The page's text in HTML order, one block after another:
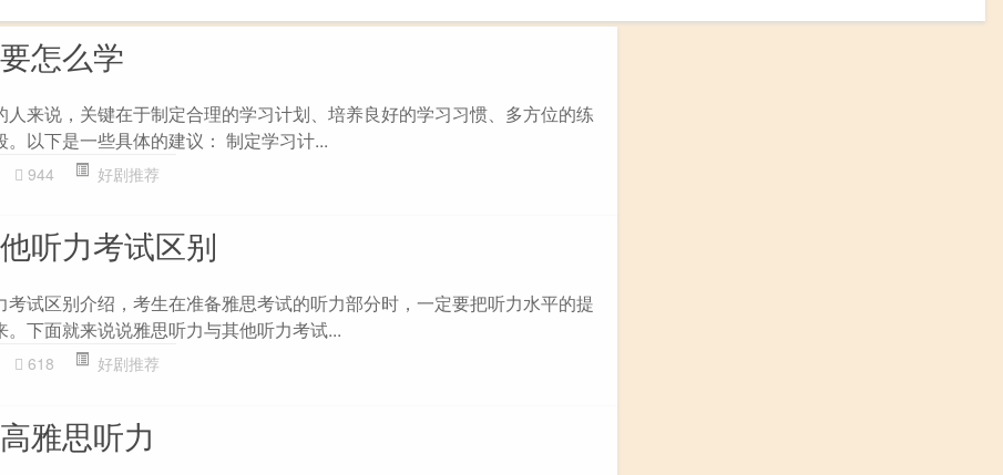
怎么学
来说，关键在于制定合理的学习计划、培养良好的学习习惯、多方位的练
以下是一些具体的建议： 制定学习计...
944 好剧推荐
听力考试区别
试区别介绍，考生在准备雅思考试的听力部分时，一定要把听力水平的提
下面就来说说雅思听力与其他听力考试...
618 好剧推荐
雅思听力